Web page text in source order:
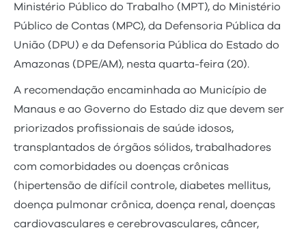
Ministério Público do Trabalho (MPT), do Ministério
Público de Contas (MPC), da Defensoria Pública da
União (DPU) e da Defensoria Pública do Estado do
Amazonas (DPE/AM), nesta quarta-feira (20).
A recomendação encaminhada ao Município de
Manaus e ao Governo do Estado diz que devem ser
priorizados profissionais de saúde idosos,
transplantados de órgãos sólidos, trabalhadores
com comorbidades ou doenças crônicas
(hipertensão de difícil controle, diabetes mellitus,
doença pulmonar crônica, doença renal, doenças
cardiovasculares e cerebrovasculares, câncer,